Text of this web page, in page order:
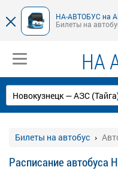
НА-АВТОБУС на
Билеты на
НА
Билеты на автобус
Расписание автобуса